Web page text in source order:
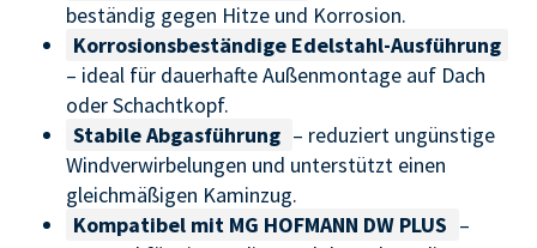
beständig gegen Hitze und Korrosion.
Korrosionsbeständige Edelstahl-Ausführung
– ideal für dauerhafte Außenmontage auf Dach
oder Schachtkopf.
Stabile Abgasführung – reduziert ungünstige
Windverwirbelungen und unterstützt einen
gleichmäßigen Kaminzug.
Kompatibel mit MG HOFMANN DW PLUS –